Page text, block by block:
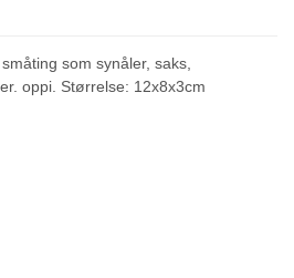
som synåler, saks,
oppi. Størrelse: 12x8x3cm